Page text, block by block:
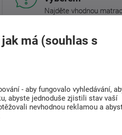
Najděte vhodnou
které
má (souhlas s
- aby fungovalo vyhledávání,
abyste jednoduše zjistili stav vaší
nevhodnou reklamou a